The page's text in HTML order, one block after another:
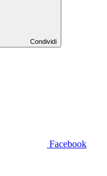
Condividi
Facebook